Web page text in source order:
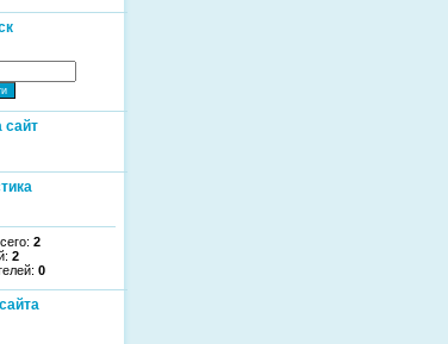
сайт
2
2
0